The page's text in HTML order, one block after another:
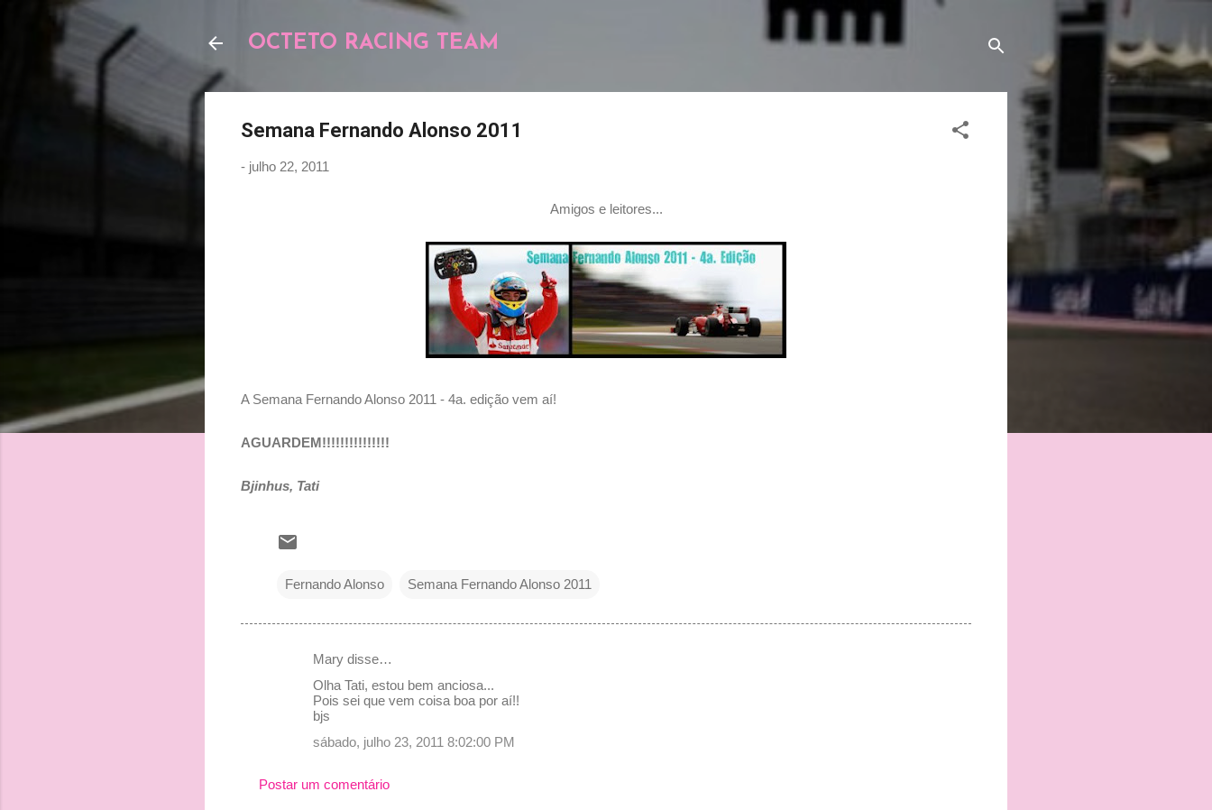
OCTETO RACING TEAM
Semana Fernando Alonso 2011
- julho 22, 2011
Amigos e leitores...
A Semana Fernando Alonso 2011 - 4a. edição vem aí!
AGUARDEM!!!!!!!!!!!!!!!
Bjinhus, Tati
Fernando Alonso Semana Fernando Alonso 2011
Mary disse…
Olha Tati, estou bem anciosa...
Pois sei que vem coisa boa por aí!!
bjs
sábado, julho 23, 2011 8:02:00 PM
Postar um comentário